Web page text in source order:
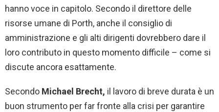
hanno voce in capitolo. Secondo il direttore delle
risorse umane di Porth, anche il consiglio di
amministrazione e gli alti dirigenti dovrebbero dare il
loro contributo in questo momento difficile – come si
discute ancora esattamente.
Secondo Michael Brecht, il lavoro di breve durata è un
buon strumento per far fronte alla crisi per garantire